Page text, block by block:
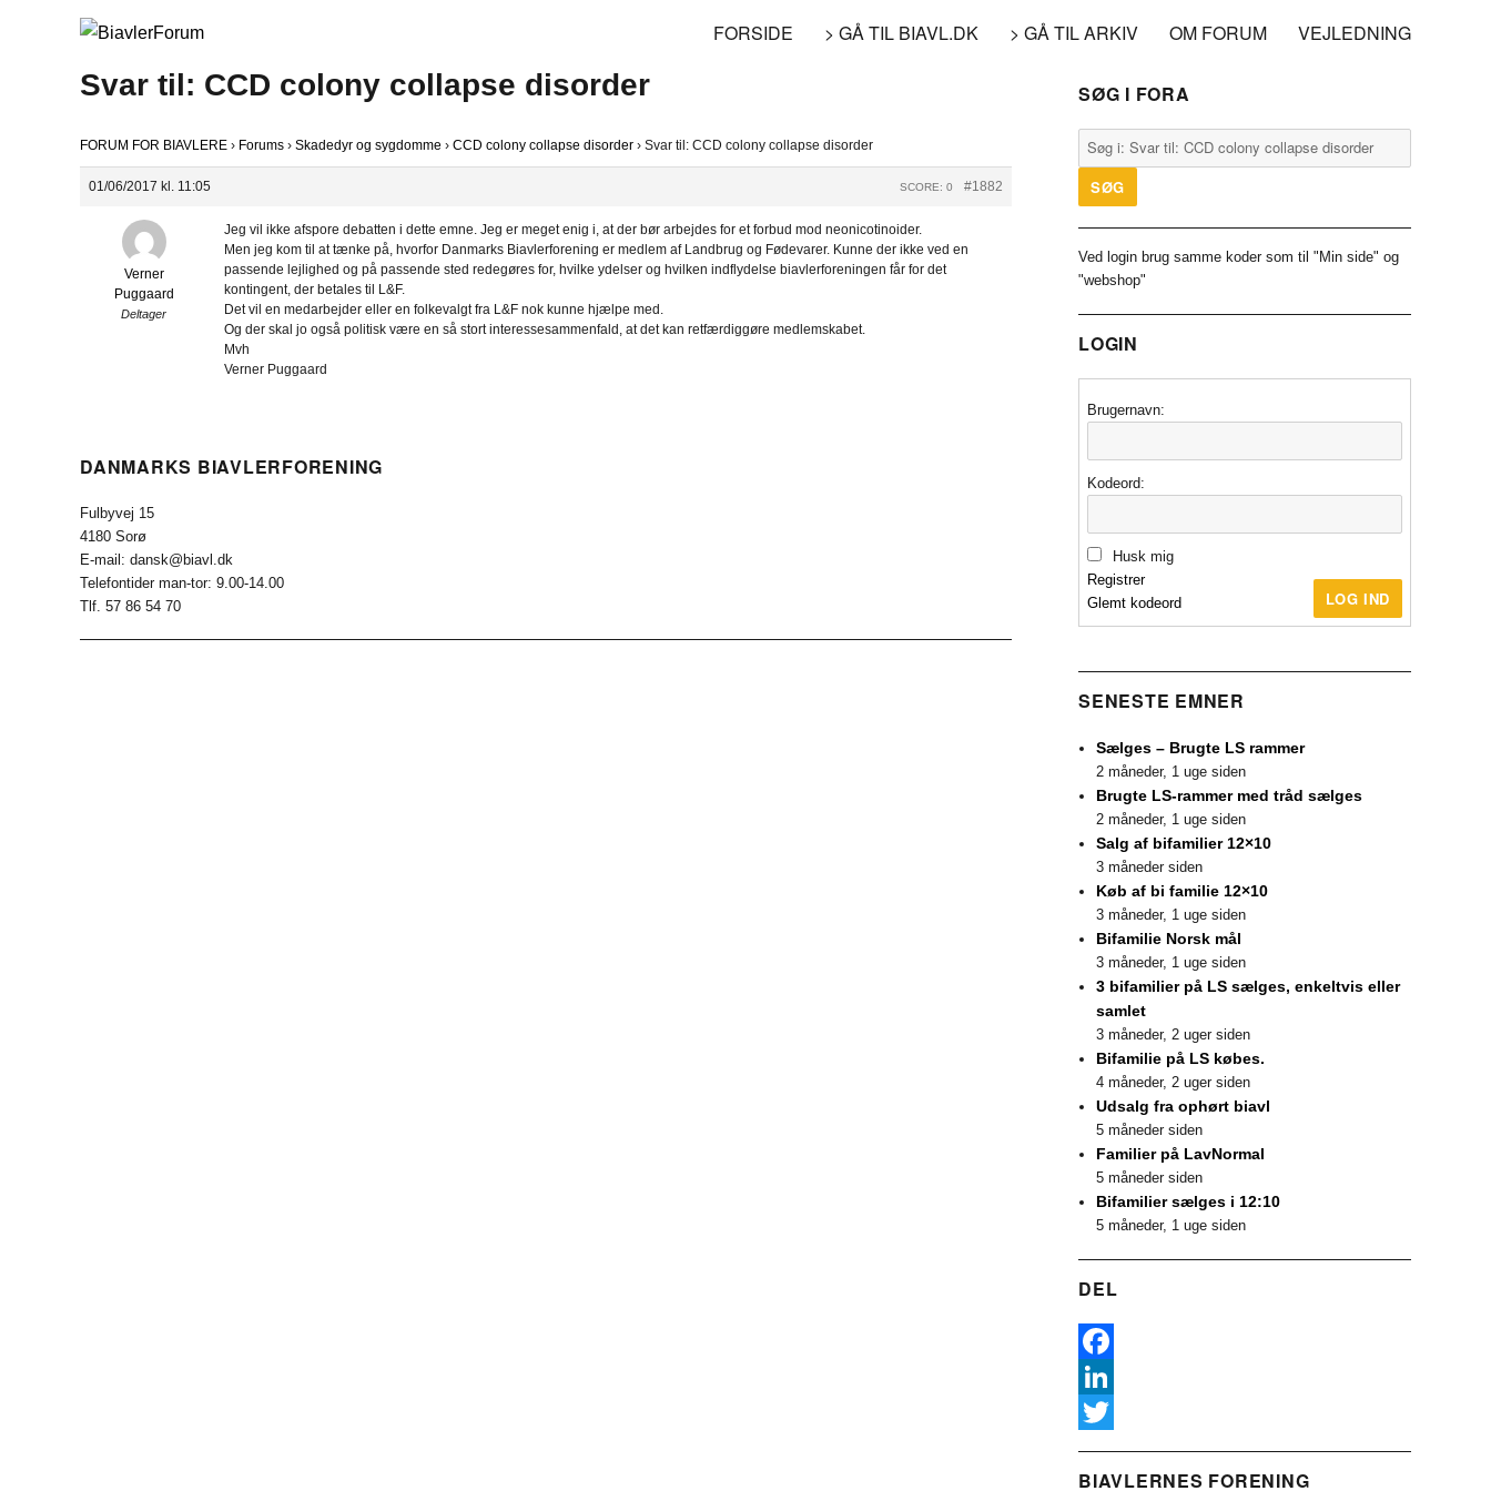
FORSIDE > GÅ TIL BIAVL.DK > GÅ TIL ARKIV OM FORUM VEJLEDNING
Svar til: CCD colony collapse disorder
FORUM FOR BIAVLERE › Forums › Skadedyr og sygdomme › CCD colony collapse disorder › Svar til: CCD colony collapse disorder
01/06/2017 kl. 11:05 #1882
SCORE: 0
Verner
Puggaard
Deltager
Jeg vil ikke afspore debatten i dette emne. Jeg er meget enig i, at der bør arbejdes for et forbud mod neonicotinoider.
Men jeg kom til at tænke på, hvorfor Danmarks Biavlerforening er medlem af Landbrug og Fødevarer. Kunne der ikke ved en
passende lejlighed og på passende sted redegøres for, hvilke ydelser og hvilken indflydelse biavlerforeningen får for det
kontingent, der betales til L&F.
Det vil en medarbejder eller en folkevalgt fra L&F nok kunne hjælpe med.
Og der skal jo også politisk være en så stort interessesammenfald, at det kan retfærdiggøre medlemskabet.
Mvh
Verner Puggaard
DANMARKS BIAVLERFORENING
Fulbyvej 15
4180 Sorø
E-mail: dansk@biavl.dk
Telefontider man-tor: 9.00-14.00
Tlf. 57 86 54 70
SØG I FORA
Ved login brug samme koder som til "Min side" og
"webshop"
LOGIN
Brugernavn:
Kodeord:
Husk mig
LOG IND
Registrer
Glemt kodeord
SENESTE EMNER
Sælges – Brugte LS rammer
2 måneder, 1 uge siden
Brugte LS-rammer med tråd sælges
2 måneder, 1 uge siden
Salg af bifamilier 12×10
3 måneder siden
Køb af bi familie 12×10
3 måneder, 1 uge siden
Bifamilie Norsk mål
3 måneder, 1 uge siden
3 bifamilier på LS sælges, enkeltvis eller
samlet
3 måneder, 2 uger siden
Bifamilie på LS købes.
4 måneder, 2 uger siden
Udsalg fra ophørt biavl
5 måneder siden
Familier på LavNormal
5 måneder siden
Bifamilier sælges i 12:10
5 måneder, 1 uge siden
DEL
F
a
e
L
nw
BIAVLERNES FORENING